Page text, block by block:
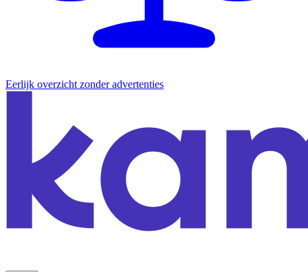
Eerlijk overzicht zonder advertenties